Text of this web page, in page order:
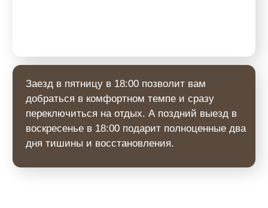
СТОИМОСТЬ ТУРА «В ТИШИНУ»:
2 суток за 1 гостя — от38 400 ₽ 30 700 ₽
при размещении двух гостей в одном номере